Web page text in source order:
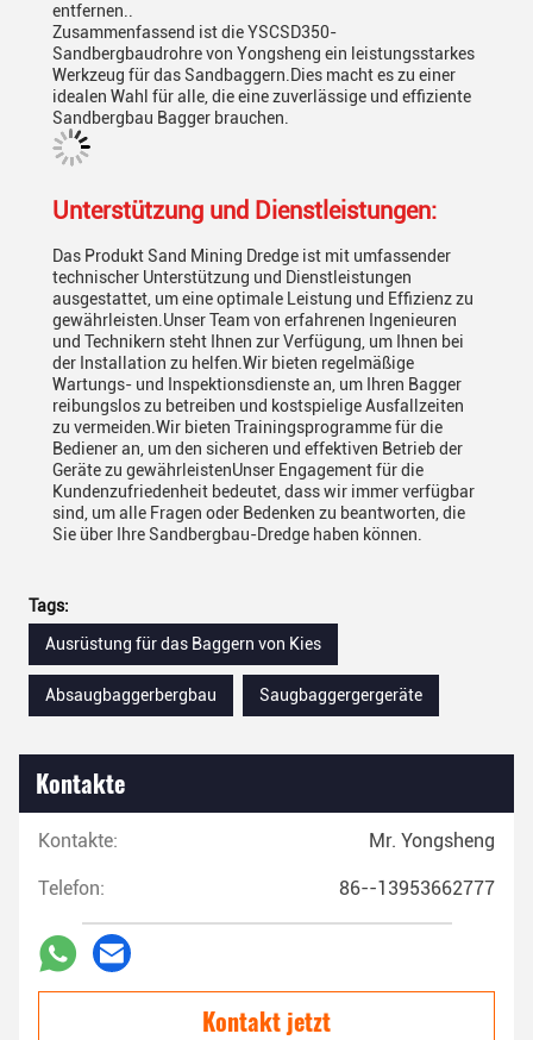
entfernen..
Zusammenfassend ist die YSCSD350-
Sandbergbaudrohre von Yongsheng ein leistungsstarkes
Werkzeug für das Sandbaggern.Dies macht es zu einer
idealen Wahl für alle, die eine zuverlässige und effiziente
Sandbergbau Bagger brauchen.
Unterstützung und Dienstleistungen:
Das Produkt Sand Mining Dredge ist mit umfassender
technischer Unterstützung und Dienstleistungen
ausgestattet, um eine optimale Leistung und Effizienz zu
gewährleisten.Unser Team von erfahrenen Ingenieuren
und Technikern steht Ihnen zur Verfügung, um Ihnen bei
der Installation zu helfen.Wir bieten regelmäßige
Wartungs- und Inspektionsdienste an, um Ihren Bagger
reibungslos zu betreiben und kostspielige Ausfallzeiten
zu vermeiden.Wir bieten Trainingsprogramme für die
Bediener an, um den sicheren und effektiven Betrieb der
Geräte zu gewährleistenUnser Engagement für die
Kundenzufriedenheit bedeutet, dass wir immer verfügbar
sind, um alle Fragen oder Bedenken zu beantworten, die
Sie über Ihre Sandbergbau-Dredge haben können.
Tags:
Ausrüstung für das Baggern von Kies
Absaugbaggerbergbau Saugbaggergergeräte
Kontakte
Kontakte: Mr. Yongsheng
Telefon: 86--13953662777
Kontakt jetzt